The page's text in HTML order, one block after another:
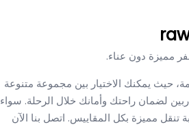
حيث يمكنك الاختيار بين مجموعة متنوعة
لضمان راحتك وأمانك خلال الرحلة. سواء
مميزة بكل المقاييس. اتصل بنا الآن